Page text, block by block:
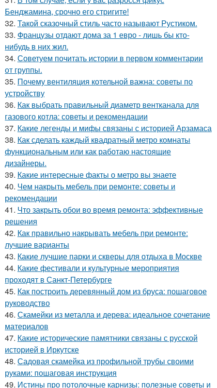
Бенджамина, срочно его стригите!
32. Такой сказочный стиль часто называют Рустиком.
33. Французы отдают дома за 1 евро - лишь бы кто-
нибудь в них жил.
34. Советуем почитать истории в первом комментарии
от группы.
35. Почему вентиляция котельной важна: советы по
устройству
36. Как выбрать правильный диаметр вентканала для
газового котла: советы и рекомендации
37. Какие легенды и мифы связаны с историей Арзамаса
38. Как сделать каждый квадратный метро комнаты
функциональным или как работаю настоящие
дизайнеры.
39. Какие интересные факты о метро вы знаете
40. Чем накрыть мебель при ремонте: советы и
рекомендации
41. Что закрыть обои во время ремонта: эффективные
решения
42. Как правильно накрывать мебель при ремонте:
лучшие варианты
43. Какие лучшие парки и скверы для отдыха в Москве
44. Какие фестивали и культурные мероприятия
проходят в Санкт-Петербурге
45. Как построить деревянный дом из бруса: пошаговое
руководство
46. Скамейки из металла и дерева: идеальное сочетание
материалов
47. Какие исторические памятники связаны с русской
историей в Иркутске
48. Садовая скамейка из профильной трубы своими
руками: пошаговая инструкция
49. Истины про потолочные карнизы: полезные советы и